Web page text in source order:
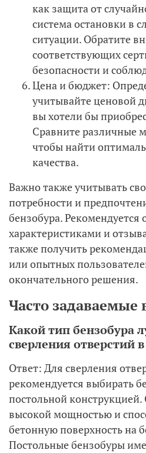
как защита от
система остановки в
ситуации. Обратите
соответствующих
безопасности и
Цена и бюджет:
учитывайте ценовой
вы хотели бы
Сравните различные
чтобы найти
качества.
Важно также учитывать
потребности и
бензобура. Рекомендуется
характеристиками и
также получить
или опытных
окончательного решения.
Часто задаваемые
Какой тип бензобура
сверления отверстий
Ответ: Для сверления
рекомендуется выбирать
постольной
высокой мощностью и
бетонную поверхность на
Постольные бензобуры